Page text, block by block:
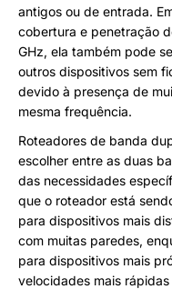
antigos ou de entrada.
cobertura e penetração
GHz, ela também pode
outros dispositivos sem
devido à presença de
mesma frequência.
Roteadores de banda
escolher entre as duas
das necessidades
que o roteador está
para dispositivos mais
com muitas paredes,
para dispositivos mais
velocidades mais